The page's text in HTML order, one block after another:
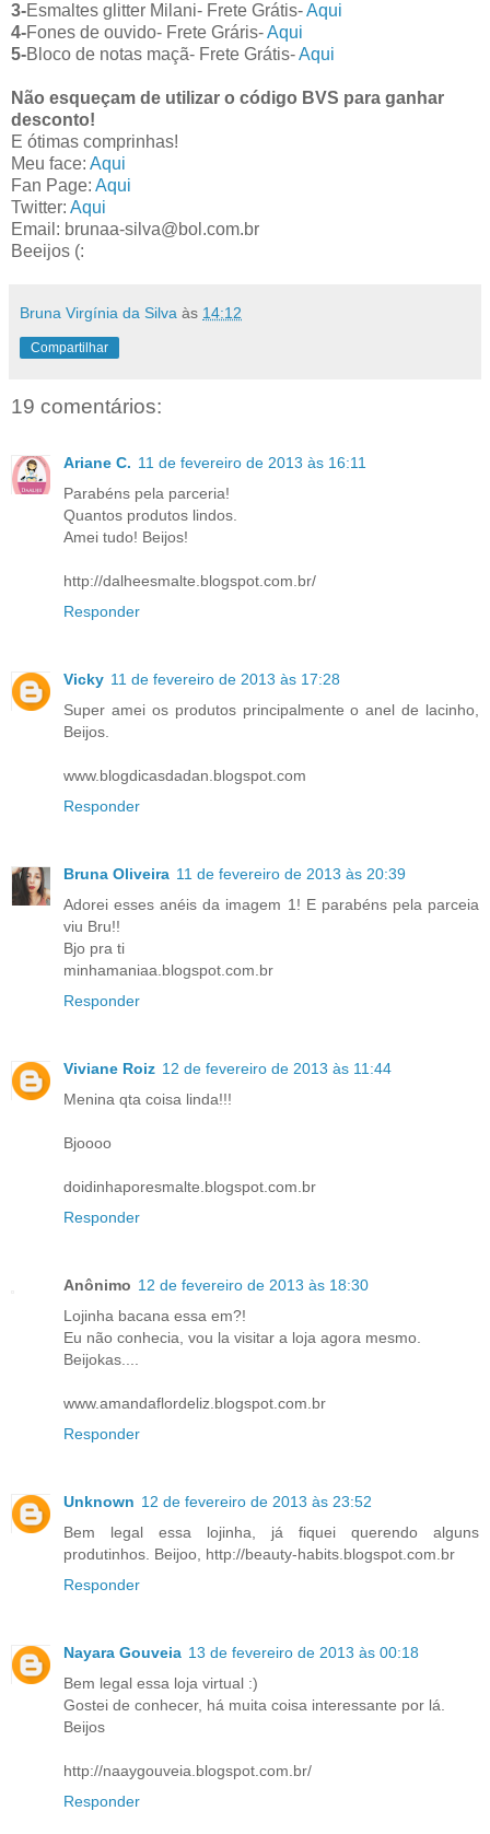
3-Esmaltes glitter Milani- Frete Grátis-Aqui
4-Fones de ouvido- Frete Gráris-Aqui
5-Bloco de notas maçã- Frete Grátis-Aqui
Não esqueçam de utilizar o código BVS para ganhar
desconto!
E ótimas comprinhas!
Meu face: Aqui
Fan Page: Aqui
Twitter: Aqui
Email: brunaa-silva@bol.com.br
Beeijos (:
Bruna Virgínia da Silva às 14:12
Compartilhar
19 comentários:
Ariane C. 11 de fevereiro de 2013 às 16:11
Parabéns pela parceria!
Quantos produtos lindos.
Amei tudo! Beijos!
http://dalheesmalte.blogspot.com.br/
Responder
Vicky 11 de fevereiro de 2013 às 17:28
Super amei os produtos principalmente o anel de lacinho,
Beijos.
www.blogdicasdadan.blogspot.com
Responder
Bruna Oliveira 11 de fevereiro de 2013 às 20:39
Adorei esses anéis da imagem 1! E parabéns pela parceia
viu Bru!!
Bjo pra ti
minhamaniaa.blogspot.com.br
Responder
Viviane Roiz 12 de fevereiro de 2013 às 11:44
Menina qta coisa linda!!!
Bjoooo
doidinhaporesmalte.blogspot.com.br
Responder
Anônimo 12 de fevereiro de 2013 às 18:30
Lojinha bacana essa em?!
Eu não conhecia, vou la visitar a loja agora mesmo.
Beijokas....
www.amandaflordeliz.blogspot.com.br
Responder
Unknown 12 de fevereiro de 2013 às 23:52
Bem legal essa lojinha, já fiquei querendo alguns
produtinhos. Beijoo, http://beauty-habits.blogspot.com.br
Responder
Nayara Gouveia 13 de fevereiro de 2013 às 00:18
Bem legal essa loja virtual :)
Gostei de conhecer, há muita coisa interessante por lá.
Beijos
http://naaygouveia.blogspot.com.br/
Responder